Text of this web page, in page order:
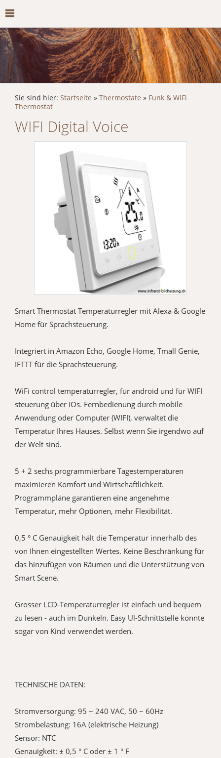
Sie sind hier: Startseite » Thermostate » Funk & WiFi
Thermostat
WIFI Digital Voice
Smart Thermostat Temperaturregler mit Alexa & Google
Home für Sprachsteuerung.
Integriert in Amazon Echo, Google Home, Tmall Genie,
IFTTT für die Sprachsteuerung.
WiFi control temperaturregler, für android und für WIFI
steuerung über IOs. Fernbedienung durch mobile
Anwendung oder Computer (WIFI), verwaltet die
Temperatur Ihres Hauses. Selbst wenn Sie irgendwo auf
der Welt sind.
5 + 2 sechs programmierbare Tagestemperaturen
maximieren Komfort und Wirtschaftlichkeit.
Programmpläne garantieren eine angenehme
Temperatur, mehr Optionen, mehr Flexibilität.
0,5 ° C Genauigkeit hält die Temperatur innerhalb des
von Ihnen eingestellten Wertes. Keine Beschränkung für
das hinzufügen von Räumen und die Unterstützung von
Smart Scene.
Grosser LCD-Temperaturregler ist einfach und bequem
zu lesen - auch im Dunkeln. Easy Ul-Schnittstelle könnte
sogar von Kind verwendet werden.
TECHNISCHE DATEN:
Stromversorgung: 95 ~ 240 VAC, 50 ~ 60Hz
Strombelastung: 16A (elektrische Heizung)
Sensor: NTC
Genauigkeit: ± 0,5 ° C oder ± 1 ° F